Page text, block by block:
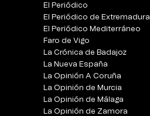
El Periódico
El Periódico de Extremadura
El Periódico Mediterráneo
Faro de Vigo
La Crónica de Badajoz
La Nueva España
La Opinión A Coruña
La Opinión de Murcia
La Opinión de Málaga
La Opinión de Zamora